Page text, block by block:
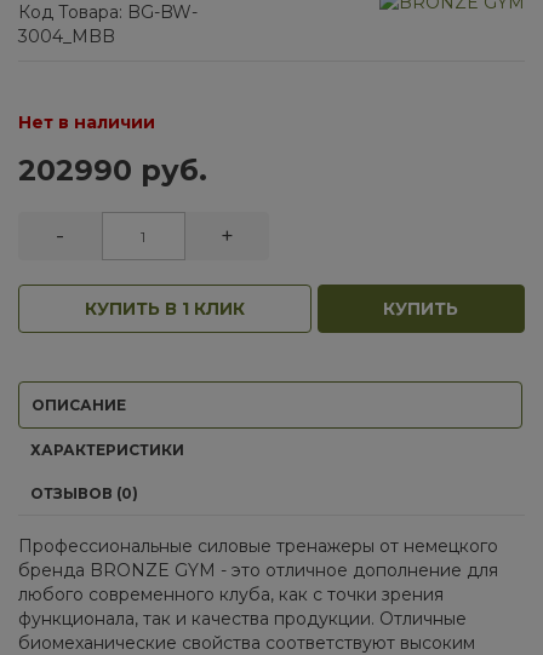
Код Товара: BG-BW-
3004_MBB
Нет в наличии
202990 руб.
- +
КУПИТЬ В 1 КЛИК КУПИТЬ
ОПИСАНИЕ
ХАРАКТЕРИСТИКИ
ОТЗЫВОВ (0)
Профессиональные силовые тренажеры от немецкого
бренда BRONZE GYM - это отличное дополнение для
любого современного клуба, как с точки зрения
функционала, так и качества продукции. Отличные
биомеханические свойства соответствуют высоким